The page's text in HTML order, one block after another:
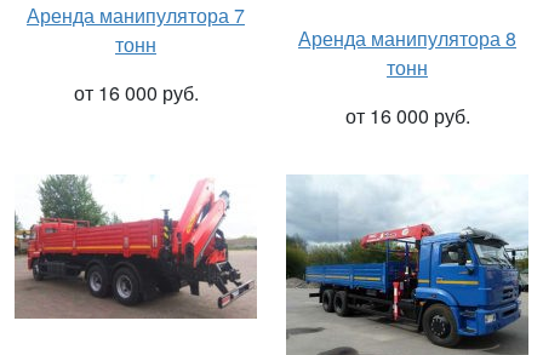
Аренда манипулятора 7
тонн
от 16 000 руб.
Аренда манипулятора 8
тонн
от 16 000 руб.